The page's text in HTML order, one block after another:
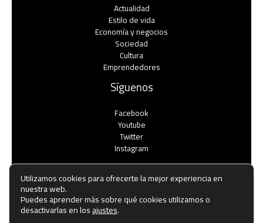
Actualidad
Estilo de vida
Economía y negocios​
Sociedad
Cultura
Emprendedores
Síguenos
Facebook
Youtube
Twitter
Instagram
Copyright © Todos los derechos reservados -
noticiasemprendedores.es
Utilizamos cookies para ofrecerte la mejor experiencia en
nuestra web.
Puedes aprender más sobre qué cookies utilizamos o
desactivarlas en losajustes.